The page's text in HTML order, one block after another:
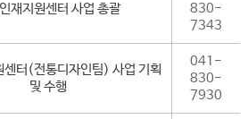
재지원센터 사업 총괄
830-
7343
센터(전통디자인팀) 사업 기획
및 수행
041-
830-
7930